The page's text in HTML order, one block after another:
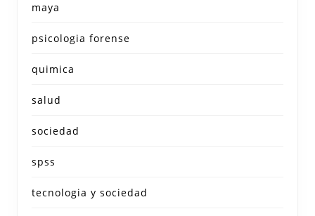
maya
psicologia forense
quimica
salud
sociedad
spss
tecnologia y sociedad